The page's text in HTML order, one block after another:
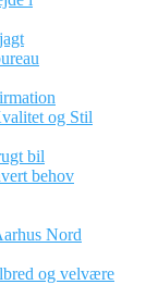
og Stil
bil
behov
Nord
og velvære